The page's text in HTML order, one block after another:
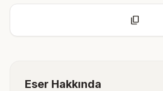
content_copy
Eser Hakkında